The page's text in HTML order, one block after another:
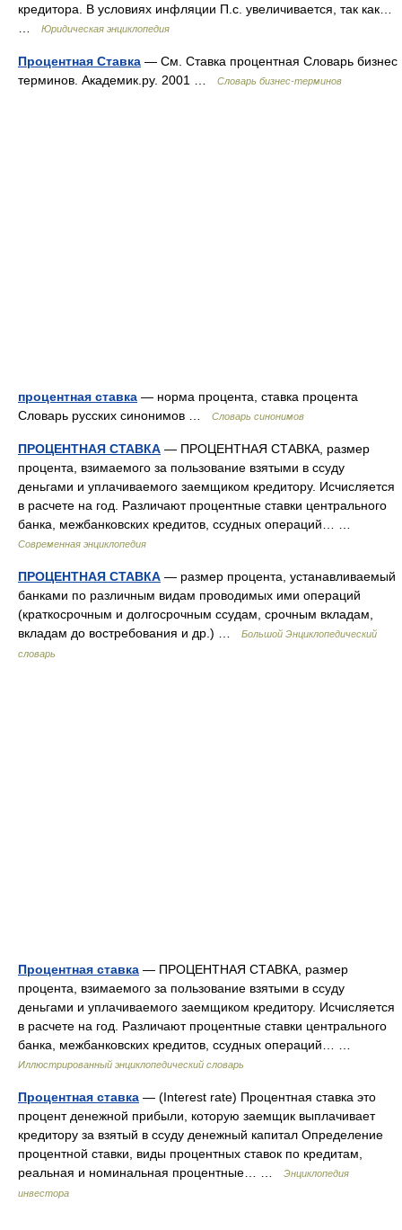
кредитора. В условиях инфляции П.с. увеличивается, так как…
Юридическая энциклопедия
Процентная Ставка — См. Ставка процентная Словарь бизнес
терминов. Академик.ру. 2001 …
Словарь бизнес-терминов
процентная ставка — норма процента, ставка процента
Словарь русских синонимов …
Словарь синонимов
ПРОЦЕНТНАЯ СТАВКА — ПРОЦЕНТНАЯ СТАВКА, размер
процента, взимаемого за пользование взятыми в ссуду
деньгами и уплачиваемого заемщиком кредитору. Исчисляется
в расчете на год. Различают процентные ставки центрального
банка, межбанковских кредитов, ссудных операций… …
Современная энциклопедия
ПРОЦЕНТНАЯ СТАВКА — размер процента, устанавливаемый
банками по различным видам проводимых ими операций
(краткосрочным и долгосрочным ссудам, срочным вкладам,
вкладам до востребования и др.) …
Большой Энциклопедический
словарь
Процентная ставка — ПРОЦЕНТНАЯ СТАВКА, размер
процента, взимаемого за пользование взятыми в ссуду
деньгами и уплачиваемого заемщиком кредитору. Исчисляется
в расчете на год. Различают процентные ставки центрального
банка, межбанковских кредитов, ссудных операций… …
Иллюстрированный энциклопедический словарь
Процентная ставка — (Interest rate) Процентная ставка это
процент денежной прибыли, которую заемщик выплачивает
кредитору за взятый в ссуду денежный капитал Определение
процентной ставки, виды процентных ставок по кредитам,
реальная и номинальная процентные… …
Энциклопедия
инвестора